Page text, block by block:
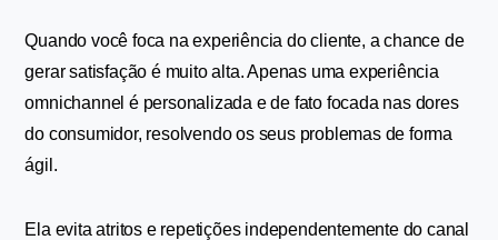
Quando você foca na experiência do cliente, a chance de
gerar satisfação é muito alta. Apenas uma experiência
omnichannel é personalizada e de fato focada nas dores
do consumidor, resolvendo os seus problemas de forma
ágil.
Ela evita atritos e repetições independentemente do canal